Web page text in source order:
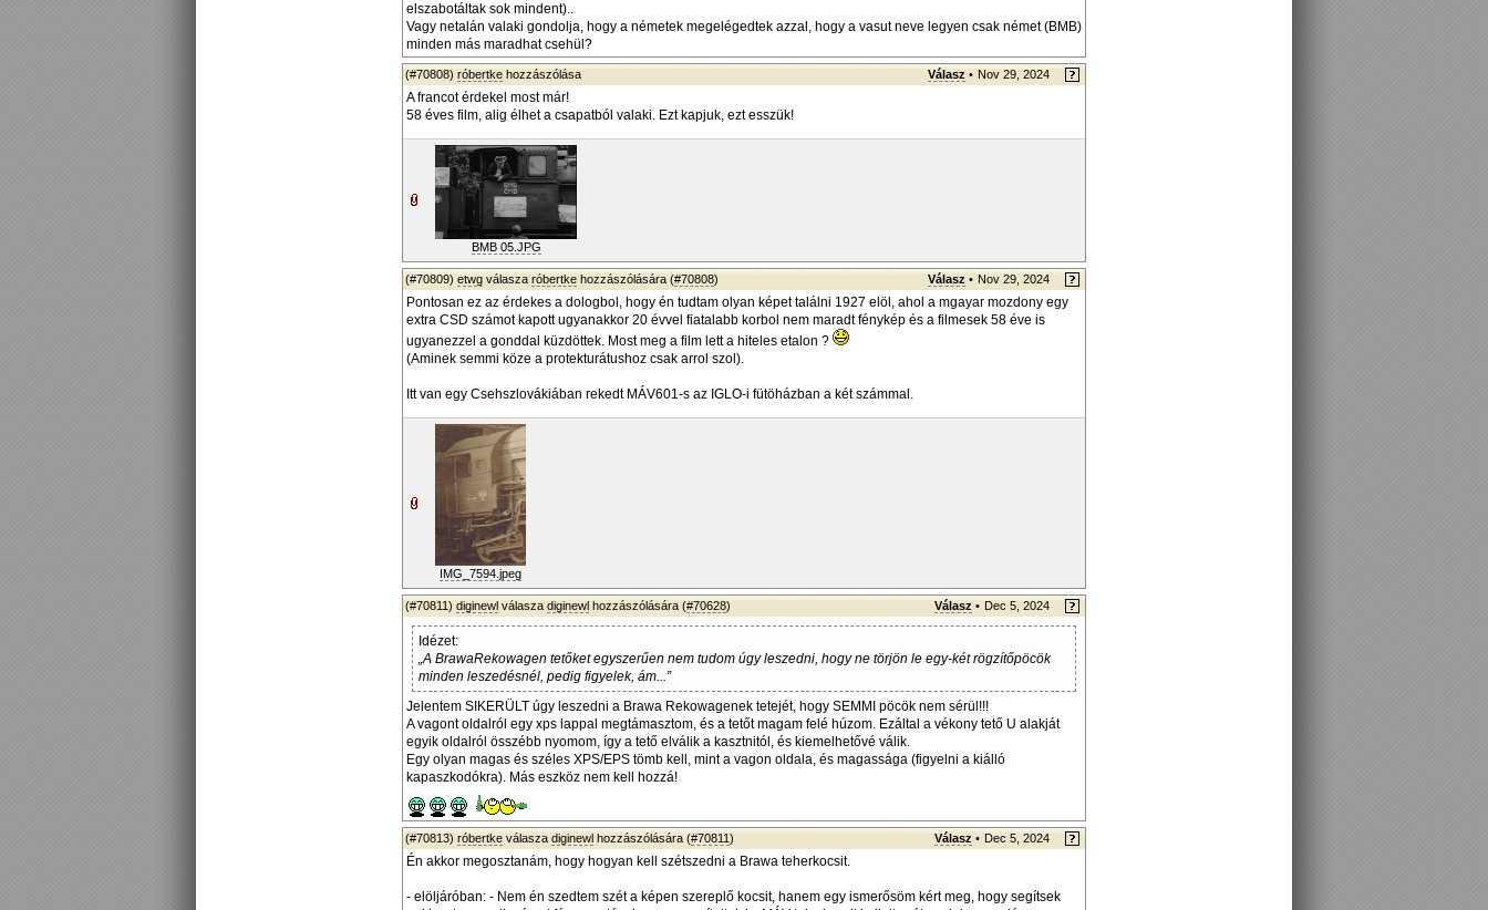
elszabotáltak sok mindent)..
Vagy netalán valaki gondolja, hogy a németek megelégedtek azzal, hogy a vasut neve legyen csak német (BMB)
minden más maradhat csehül?
(#70808) róbertke hozzászólása Válasz • Nov 29, 2024
A francot érdekel most már!
58 éves film, alig élhet a csapatból valaki. Ezt kapjuk, ezt esszük!
BMB 05.JPG
(#70809) etwg válasza róbertke hozzászólására (#70808) Válasz • Nov 29, 2024
Pontosan ez az érdekes a dologbol, hogy én tudtam olyan képet találni 1927 elöl, ahol a mgayar mozdony egy
extra CSD számot kapott ugyanakkor 20 évvel fiatalabb korbol nem maradt fénykép és a filmesek 58 éve is
ugyanezzel a gonddal küzdöttek. Most meg a film lett a hiteles etalon ?
(Aminek semmi köze a protekturátushoz csak arrol szol).
Itt van egy Csehszlovákiában rekedt MÁV601-s az IGLO-i fütöházban a két számmal.
IMG_7594.jpeg
(#70811) diginewl válasza diginewl hozzászólására (#70628) Válasz • Dec 5, 2024
Idézet:
„A BrawaRekowagen tetőket egyszerűen nem tudom úgy leszedni, hogy ne törjön le egy-két rögzítőpöcök
minden leszedésnél, pedig figyelek, ám...”
Jelentem SIKERÜLT úgy leszedni a Brawa Rekowagenek tetejét, hogy SEMMI pöcök nem sérül!!!
A vagont oldalról egy xps lappal megtámasztom, és a tetőt magam felé húzom. Ezáltal a vékony tető U alakját
egyik oldalról összébb nyomom, így a tető elválik a kasztnitól, és kiemelhetővé válik.
Egy olyan magas és széles XPS/EPS tömb kell, mint a vagon oldala, és magassága (figyelni a kiálló
kapaszkodókra). Más eszköz nem kell hozzá!
(#70813) róbertke válasza diginewl hozzászólására (#70811) Válasz • Dec 5, 2024
Én akkor megosztanám, hogy hogyan kell szétszedni a Brawa teherkocsit.
- elöljáróban: - Nem én szedtem szét a képen szereplő kocsit, hanem egy ismerősöm kért meg, hogy segítsek